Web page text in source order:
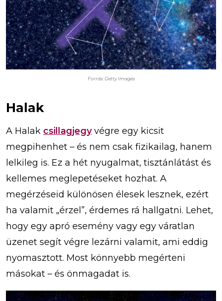
Forrás: Getty Images
Halak
A Halak csillagjegyvégre egy kicsit
megpihenhet – és nem csak fizikailag, hanem
lelkileg is. Ez a hét nyugalmat, tisztánlátást és
kellemes meglepetéseket hozhat. A
megérzéseid különösen élesek lesznek, ezért
ha valamit „érzel”, érdemes rá hallgatni. Lehet,
hogy egy apró esemény vagy egy váratlan
üzenet segít végre lezárni valamit, ami eddig
nyomasztott. Most könnyebb megérteni
másokat – és önmagadat is.